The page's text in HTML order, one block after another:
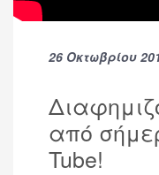
26 Οκτωβρίου
από
Tube!